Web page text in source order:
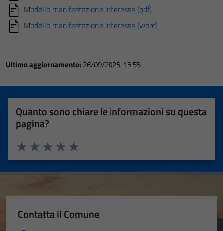
Modello manifestazione interesse (pdf)
Modello manifestazione interesse (word)
Ultimo aggiornamento: 26/09/2025, 15:55
Quanto sono chiare le informazioni su questa
pagina?
Valuta 5 stelle su 5
Valuta 4 stelle su 5
Valuta 3 stelle su 5
Valuta 2 stelle su 5
Valuta 1 stelle su 5
Contatta il Comune